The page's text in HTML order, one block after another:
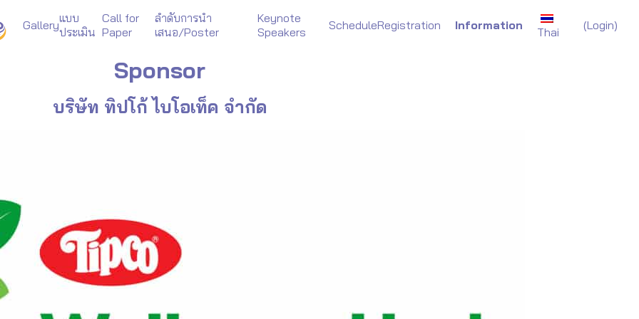
Galleryแบบ
ประเมิน
Call for
Paper
ลำดับการนำ
เสนอ/Poster
Keynote
Speakers
ScheduleRegistration Information Thai
(Login)
Sponsor
บริษัท ทิปโก้ ไบโอเท็ค จำกัด